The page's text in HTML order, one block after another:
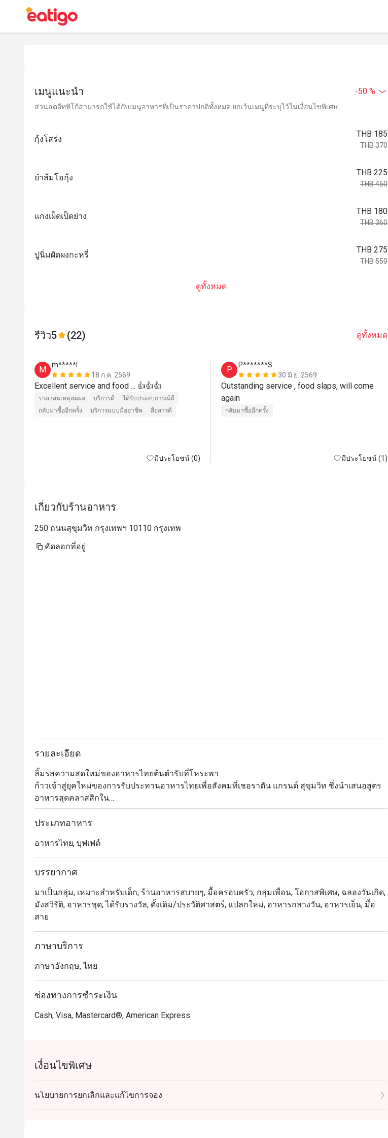
เมนูแนะนำ -50 %
ส่วนลดอีททิโก้สามารถใช้ได้กับเมนูอาหารที่เป็นราคาปกติทั้งหมด ยกเว้นเมนูที่ระบุไว้ในเงื่อนไขพิเศษ
กุ้งโสร่ง
THB 185
THB 370
ยำส้มโอกุ้ง
THB 225
THB 450
แกงเผ็ดเป็ดย่าง
THB 180
THB 360
ปูนิ่มผัดผงกะหรี่
THB 275
THB 550
ดูทั้งหมด
รีวิว5 (22) ดูทั้งหมด
M
m*****l
18 ก.ค. 2569
Excellent service and food ... 👍👍👍
ราคาสมเหตุสมผล บริการดี
ได้รับประสบการณ์ดี
กลับมาซื้ออีกครั้ง
บริการแบบมืออาชีพ สื่อสารดี
มีประโยชน์ (0)
P
P*******S
30 มิ.ย. 2569
Outstanding service , food slaps, will come
again
กลับมาซื้ออีกครั้ง
มีประโยชน์ (1)
เกี่ยวกับร้านอาหาร
250 ถนนสุขุมวิท กรุงเทพฯ 10110 กรุงเทพ
คัดลอกที่อยู่
รายละเอียด
ลิ้มรสความสดใหม่ของอาหารไทยต้นตำรับที่โหระพา
ก้าวเข้าสู่ยุคใหม่ของการรับประทานอาหารไทยเพื่อสังคมที่เชอราตัน แกรนด์ สุขุมวิท ซึ่งนำเสนอสูตร
อาหารสุดคลาสสิกใน
มีสไตล์ร่วมสมัยใจกลางกรุงเทพฯ
ค้นพบอาหารเก่าแก่ที่ปรุงขึ้นอย่างเชี่ยวชาญโดยใช้วัตถุดิบในท้องถิ่นและยั่งยืน และนำเสนอใน
ไม่ว่าคุณจะกำลังมองหาอาหารกลางวันแบบสบาย ๆ กับเพื่อน ๆ หรืออาหารเย็นที่น่าจดจำ ใบโหระพา
จะคงอยู่ตลอดไป
ความประทับใจ.
ประเภทอาหาร
อาหารไทย, บุฟเฟต์
บรรยากาศ
มาเป็นกลุ่ม, เหมาะสำหรับเด็ก, ร้านอาหารสบายๆ, มื้อครอบครัว, กลุ่มเพื่อน, โอกาสพิเศษ, ฉลองวันเกิด,
มังสวิรัติ, อาหารชุด, ได้รับรางวัล, ดั้งเดิม/ประวัติศาสตร์, แปลกใหม่, อาหารกลางวัน, อาหารเย็น, มื้อ
สาย
ภาษาบริการ
ภาษาอังกฤษ, ไทย
ช่องทางการชำระเงิน
Cash, Visa, Mastercard®, American Express
เงื่อนไขพิเศษ
นโยบายการยกเลิกและแก้ไขการจอง